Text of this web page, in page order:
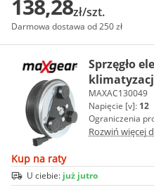
138,28zł/szt.
Darmowa dostawa od 250 zł
Sprzęgło
MAXAC130049
Napięcie [v]: 12
Ograniczenia
Rozwiń więcej
Kup na raty
U ciebie: już jutro